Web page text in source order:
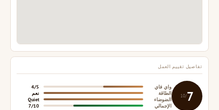
تفاصيل تقييم العمل
7
/10
واي فاي
4/5
الطاقة
نعم
الضوضاء
Quiet
الإجمالي
7/10